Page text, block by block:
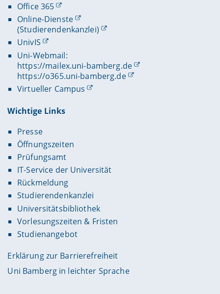
Office 365
Online-Dienste
(Studierendenkanzlei)
UnivIS
Uni-Webmail:
https://mailex.uni-bamberg.de
https://o365.uni-bamberg.de
Virtueller Campus
Wichtige Links
Presse
Öffnungszeiten
Prüfungsamt
IT-Service der Universität
Rückmeldung
Studierendenkanzlei
Universitätsbibliothek
Vorlesungszeiten & Fristen
Studienangebot
Erklärung zur Barrierefreiheit
Uni Bamberg in leichter Sprache